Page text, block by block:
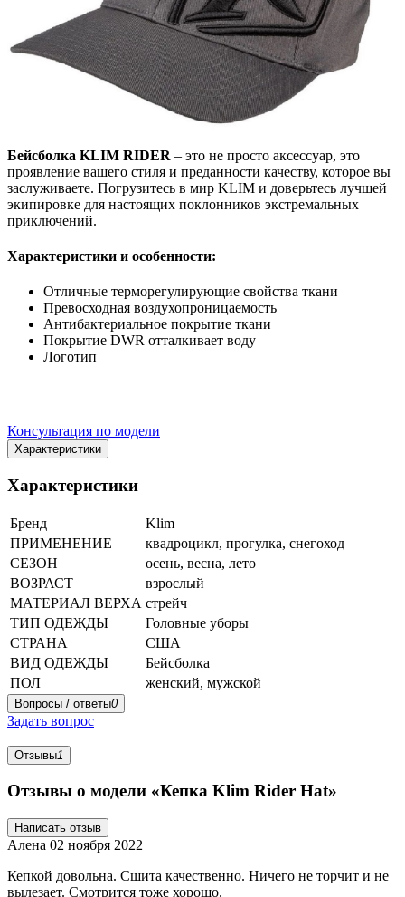
Бейсболка KLIM RIDER – это не просто аксессуар, это
проявление вашего стиля и преданности качеству, которое вы
заслуживаете. Погрузитесь в мир KLIM и доверьтесь лучшей
экипировке для настоящих поклонников экстремальных
приключений.
Характеристики и особенности:
Отличные терморегулирующие свойства ткани
Превосходная воздухопроницаемость
Антибактериальное покрытие ткани
Покрытие DWR отталкивает воду
Логотип
Консультация по модели
Характеристики
Характеристики
Бренд
Klim
ПРИМЕНЕНИЕ
квадроцикл, прогулка, снегоход
СЕЗОН
осень, весна, лето
ВОЗРАСТ
взрослый
МАТЕРИАЛ ВЕРХА стрейч
ТИП ОДЕЖДЫ
Головные уборы
СТРАНА
США
ВИД ОДЕЖДЫ
Бейсболка
ПОЛ
женский, мужской
Вопросы / ответы0
Задать вопрос
Отзывы1
Отзывы о модели «Кепка Klim Rider Hat»
Написать отзыв
Алена 02 ноября 2022
Кепкой довольна. Сшита качественно. Ничего не торчит и не
вылезает. Смотрится тоже хорошо.